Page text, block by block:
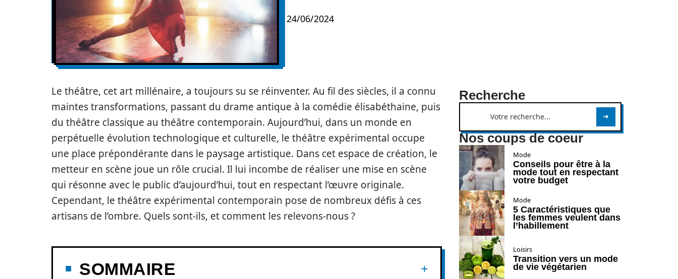
24/06/2024
Le théâtre, cet art millénaire, a toujours su se réinventer. Au fil des siècles, il a connu
maintes transformations, passant du drame antique à la comédie élisabéthaine, puis
du théâtre classique au théâtre contemporain. Aujourd’hui, dans un monde en
perpétuelle évolution technologique et culturelle, le théâtre expérimental occupe
une place prépondérante dans le paysage artistique. Dans cet espace de création, le
metteur en scène joue un rôle crucial. Il lui incombe de réaliser une mise en scène
qui résonne avec le public d’aujourd’hui, tout en respectant l’œuvre originale.
Cependant, le théâtre expérimental contemporain pose de nombreux défis à ces
artisans de l’ombre. Quels sont-ils, et comment les relevons-nous ?
SOMMAIRE
Recherche
Nos coups de coeur
Mode
Conseils pour être à la
mode tout en respectant
votre budget
Mode
5 Caractéristiques que
les femmes veulent dans
l’habillement
Loisirs
Transition vers un mode
de vie végétarien